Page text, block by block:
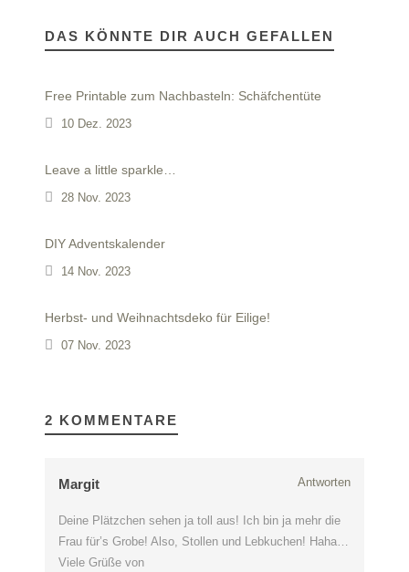
DAS KÖNNTE DIR AUCH GEFALLEN
Free Printable zum Nachbasteln: Schäfchentüte
10 Dez. 2023
Leave a little sparkle…
28 Nov. 2023
DIY Adventskalender
14 Nov. 2023
Herbst- und Weihnachtsdeko für Eilige!
07 Nov. 2023
2 KOMMENTARE
Margit Antworten
Deine Plätzchen sehen ja toll aus! Ich bin ja mehr die
Frau für’s Grobe! Also, Stollen und Lebkuchen! Haha…
Viele Grüße von